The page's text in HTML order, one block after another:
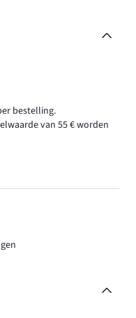
bestelling.
van 55 € worden